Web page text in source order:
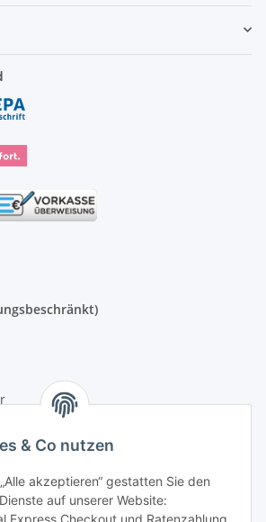
& Co nutzen
akzeptieren“ gestatten Sie den
auf unserer Website: